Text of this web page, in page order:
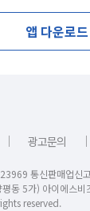
앱 다운로드
｜ 광고문의 ｜
통신판매업
평동 5가) 아이에스
reserved.